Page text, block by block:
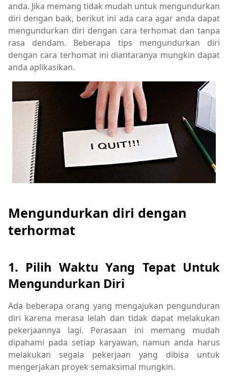
anda. Jika memang tidak mudah untuk mengundurkan
diri dengan baik, berikut ini ada cara agar anda dapat
mengundurkan diri dengan cara terhomat dan tanpa
rasa dendam. Beberapa tips mengundurkan diri
dengan cara terhomat ini diantaranya mungkin dapat
anda aplikasikan.
Mengundurkan diri dengan
terhormat
1. Pilih Waktu Yang Tepat Untuk
Mengundurkan Diri
Ada beberapa orang yang mengajukan pengunduran
diri karena merasa lelah dan tidak dapat melakukan
pekerjaannya lagi. Perasaan ini memang mudah
dipahami pada setiap karyawan, namun anda harus
melakukan segala pekerjaan yang dibisa untuk
mengerjakan proyek semaksimal mungkin.